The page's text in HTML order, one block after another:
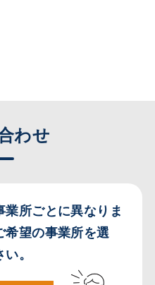
わせ
業所ごとに異なりま
希望の事業所を選
。